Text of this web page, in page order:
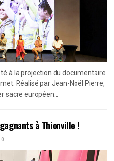
à la projection du documentaire
Réalisé par Jean-Noël Pierre,
sacre européen...
à Thionville !
0